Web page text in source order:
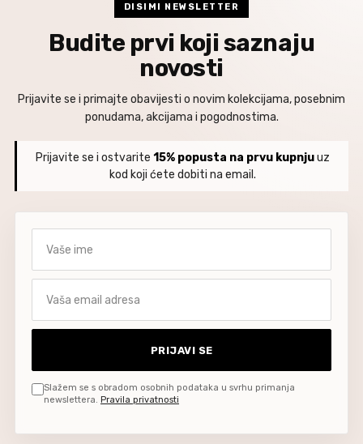
DISIMI NEWSLETTER
Budite prvi koji saznaju
novosti
Prijavite se i primajte obavijesti o novim kolekcijama, posebnim
ponudama, akcijama i pogodnostima.
Prijavite se i ostvarite 15% popusta na prvu kupnjuuz
kod koji ćete dobiti na email.
PRIJAVI SE
Slažem se s obradom osobnih podataka u svrhu primanja
newslettera. Pravila privatnosti